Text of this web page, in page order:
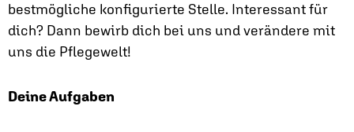
bestmögliche konfigurierte Stelle. Interessant für
dich? Dann bewirb dich bei uns und verändere mit
uns die Pflegewelt!
Deine Aufgaben